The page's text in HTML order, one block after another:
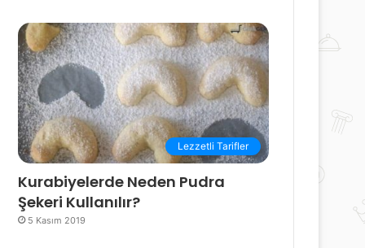
Lezzetli Tarifler
Kurabiyelerde Neden Pudra
Şekeri Kullanılır?
5 Kasım 2019